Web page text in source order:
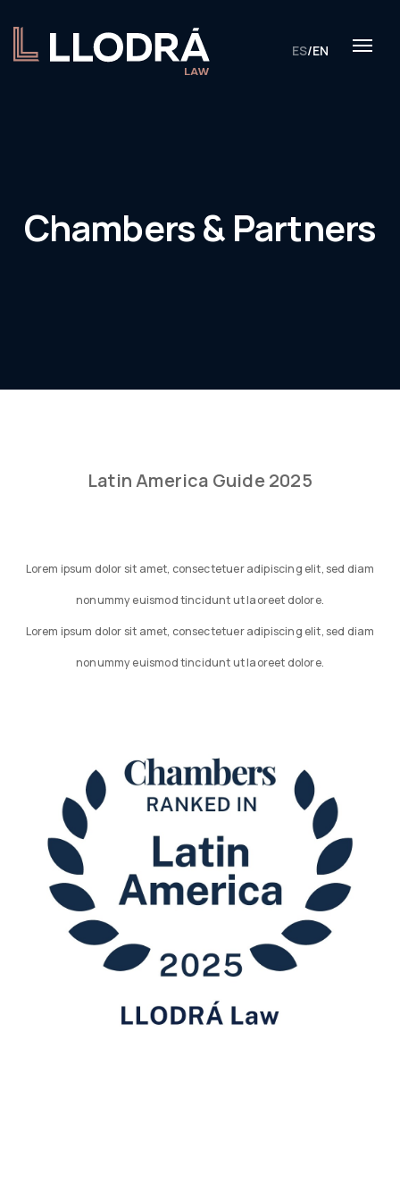
ES/EN
Chambers & Partners
Latin America Guide 2025
Lorem ipsum dolor sit amet, consectetuer adipiscing elit, sed diam
nonummy euismod tincidunt ut laoreet dolore.
Lorem ipsum dolor sit amet, consectetuer adipiscing elit, sed diam
nonummy euismod tincidunt ut laoreet dolore.